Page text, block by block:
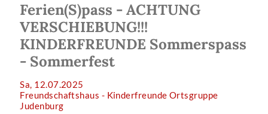
Ferien(S)pass - ACHTUNG
VERSCHIEBUNG!!!
KINDERFREUNDE Sommerspass
- Sommerfest
Sa, 12.07.2025
Freundschaftshaus - Kinderfreunde Ortsgruppe
Judenburg